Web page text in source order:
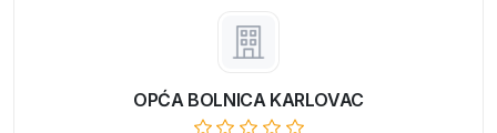
OPĆA BOLNICA KARLOVAC